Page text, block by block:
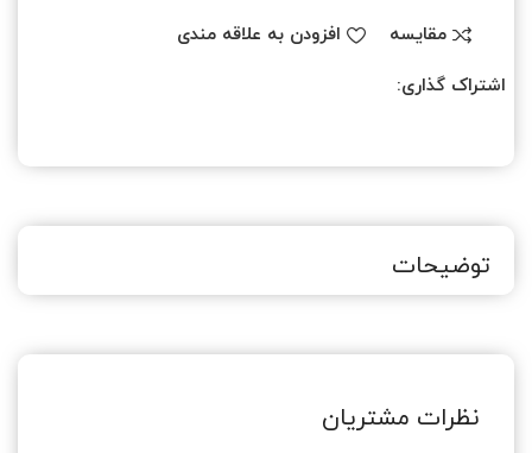
مقایسه افزودن به علاقه مندی
اشتراک گذاری:
توضیحات
نظرات مشتریان